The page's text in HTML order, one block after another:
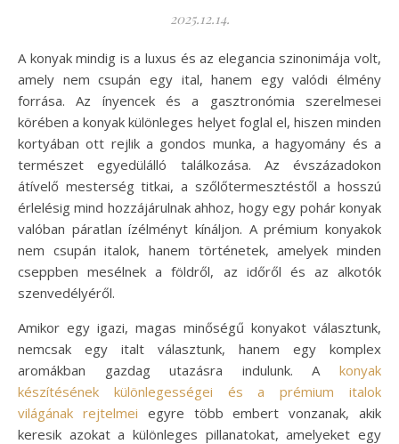
2025.12.14.
A konyak mindig is a luxus és az elegancia szinonimája volt,
amely nem csupán egy ital, hanem egy valódi élmény
forrása. Az ínyencek és a gasztronómia szerelmesei
körében a konyak különleges helyet foglal el, hiszen minden
kortyában ott rejlik a gondos munka, a hagyomány és a
természet egyedülálló találkozása. Az évszázadokon
átívelő mesterség titkai, a szőlőtermesztéstől a hosszú
érlelésig mind hozzájárulnak ahhoz, hogy egy pohár konyak
valóban páratlan ízélményt kínáljon. A prémium konyakok
nem csupán italok, hanem történetek, amelyek minden
cseppben mesélnek a földről, az időről és az alkotók
szenvedélyéről.
Amikor egy igazi, magas minőségű konyakot választunk,
nemcsak egy italt választunk, hanem egy komplex
aromákban gazdag utazásra indulunk. A konyak
készítésének különlegességei és a prémium italok
világának rejtelmei egyre több embert vonzanak, akik
keresik azokat a különleges pillanatokat, amelyeket egy